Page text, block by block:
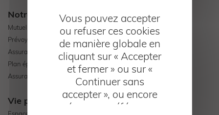
Notre offre
Mutuelle santé
Prévoyance
Assurance professionnelle
Plan épargne retraite
Assurance vie
Vie pratique
Vous pouvez accepter
ou refuser ces cookies
de manière globale en
cliquant sur « Accepter
et fermer » ou sur «
Continuer sans
accepter », ou encore
gérer vos préférences